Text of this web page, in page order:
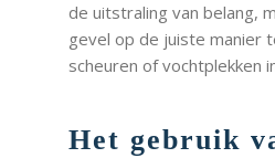
de uitstraling van belang,
gevel op de juiste manier
scheuren of vochtplekken
Het gebruik